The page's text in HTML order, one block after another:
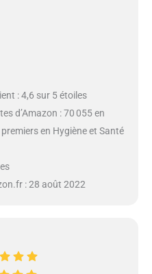
: 4,6 sur 5 étoiles
d’Amazon : 70 055 en
en Hygiène et Santé
: 28 août 2022